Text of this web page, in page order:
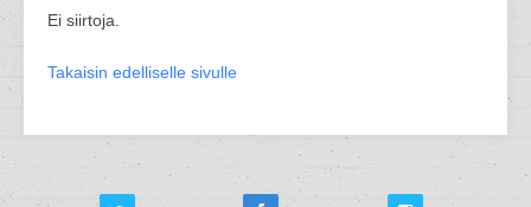
Ei siirtoja.
Takaisin edelliselle sivulle